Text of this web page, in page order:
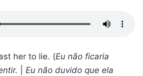
her to lie. (Eu não ficaria
Eu não duvido que ela